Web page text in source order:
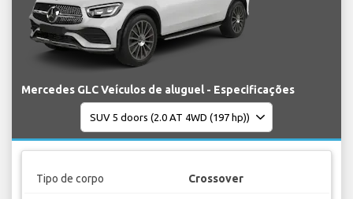
Mercedes GLC Veículos de aluguel - Especificações
Tipo de corpo Crossover